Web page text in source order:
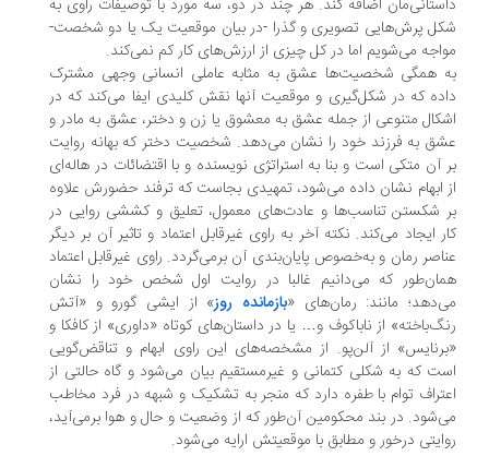
اضافه کند. هر چند در دو، سه مورد با توصیفات راوی به
پرش‌هایی تصویری و گذرا -‌در بیان موقعیت یک یا دو شخصت-
می‌شویم اما در کل چیزی از ارزش‌های کار کم نمی‌کند.
همگی شخصیت‌ها عشق به مثابه عاملی انسانی وجهی مشترک
که در شکل‌گیری و موقعیت آنها نقش کلیدی ایفا می‌کند که در
متنوعی از جمله عشق به معشوق یا زن و دختر، عشق به مادر و
به فرزند خود را نشان می‌دهد. شخصیت دختر که بهانه روایت
آن متکی است و بنا به استراتژی نویسنده و با اقتضائات در هاله‌ای
ابهام نشان داده می‌شود، تمهیدی بجاست که ترفند حضورش علاوه
شکستن تناسب‌ها و عادت‌های معمول، تعلیق و کششی روایی در
ایجاد می‌کند. نکته آخر به راوی غیر‌قابل اعتماد و تاثیر آن بر دیگر
رمان و به‌خصوص پایان‌بندی آن برمی‌گردد. راوی غیرقابل اعتماد
که می‌دانیم غالبا در روایت اول شخص خود را نشان
مانند: رمان‌های «بازمانده روز» از ایشی گورو و «آتش
از ناباکوف و… یا در داستان‌های کوتاه «داوری» از کافکا و
از آلن‌پو. از مشخصه‌های این راوی ابهام و تناقض‌گویی
که به شکلی کتمانی و غیرمستقیم بیان می‌شود و گاه حالتی از
توام با طفره دارد که منجر به تشکیک و شبهه در فرد مخاطب
در بند محکومین آن‌طور که از وضعیت و حال و هوا برمی‌آید،
درخور و مطابق با موقعیتش ارایه می‌شود.